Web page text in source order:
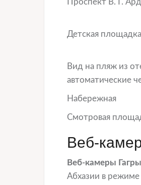
Проспект В. Г.
Детская
Вид на пляж из
автоматические
Набережная
Смотровая
Веб-
Веб-камеры Гагры
Абхазии в